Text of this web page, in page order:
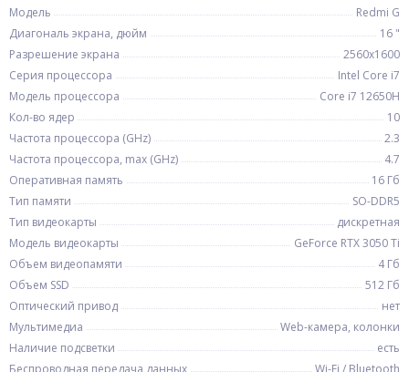
Модель
Redmi G
Диагональ экрана, дюйм
16 "
Разрешение экрана
2560x1600
Серия процессора
Intel Core i7
Модель процессора
Core i7 12650H
Кол-во ядер
10
Частота процессора (GHz)
2.3
Частота процессора, max (GHz)
4.7
Оперативная память
16 Гб
Тип памяти
SO-DDR5
Тип видеокарты
дискретная
Модель видеокарты
GeForce RTX 3050 Ti
Объем видеопамяти
4 Гб
Объем SSD
512 Гб
Оптический привод
нет
Мультимедиа
Web-камера, колонки
Наличие подсветки
есть
Беспроводная передача данных
Wi-Fi / Bluetooth